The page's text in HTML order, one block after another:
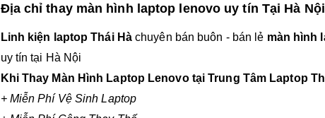
Địa chỉ thay màn hình laptop lenovo uy tín Tại Hà
Linh kiện laptop Thái Hà chuyên bán buôn - bán lẻ màn hình
uy tín tại Hà Nội
Khi Thay Màn Hình Laptop Lenovo tại Trung Tâm Laptop
+ Miễn Phí Vệ Sinh Laptop